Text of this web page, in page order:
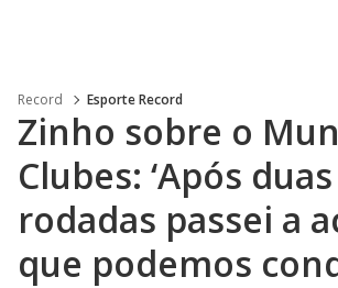
Record Esporte Record
Zinho sobre o
Clubes: ‘Após duas
rodadas passei a
que podemos